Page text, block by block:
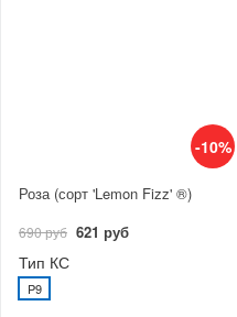
-10%
Роза (сорт 'Lemon Fizz' ®)
690 руб 621 руб
Тип КС
P9